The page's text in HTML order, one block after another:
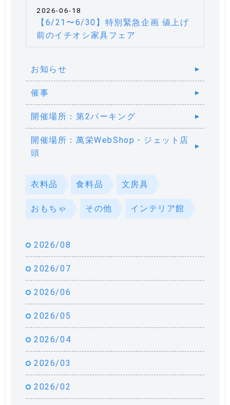
2026-06-18
【6/21〜6/30】特別緊急企画 値上げ
前のイチオシ家具フェア
お知らせ
催事
開催場所：第2パーキング
開催場所：萬栄WebShop・ジェット店
頭
衣料品 食料品 文房具
おもちゃ その他 インテリア館
2026/08
2026/07
2026/06
2026/05
2026/04
2026/03
2026/02